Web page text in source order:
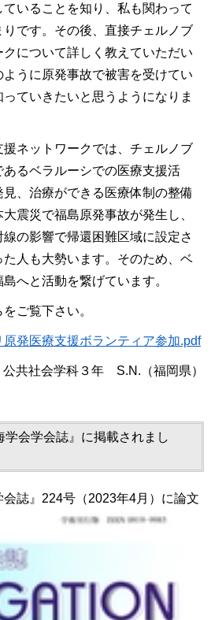
いることを知り、私も関わって
です。その後、直接チェルノブ
について詳しく教えていただい
うに原発事故で被害を受けてい
ていきたいと思うようになりま
ネットワークでは、チェルノブ
るベラルーシでの医療支援活
、治療ができる医療体制の整備
震災で福島原発事故が発生し、
の影響で帰還困難区域に設定さ
人も大勢います。そのため、ベ
へと活動を繋げています。
ご覧下さい。
発医療支援ボランティア参加.pdf
公共社会学科３年 S.N.（福岡県）
会学会誌』に掲載されまし
誌』224号（2023年4月）に論文